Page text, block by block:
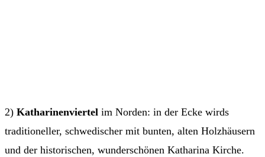
2) Katharinenviertel im Norden: in der Ecke wirds
traditioneller, schwedischer mit bunten, alten Holzhäusern
und der historischen, wunderschönen Katharina Kirche.